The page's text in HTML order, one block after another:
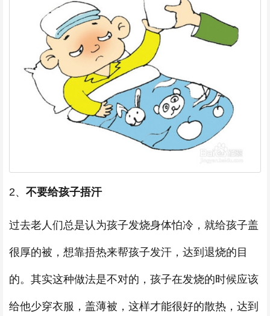
2、 不要给孩子捂汗
过去老人们总是认为孩子发烧身体怕冷，就给孩子盖
很厚的被，想靠捂热来帮孩子发汗，达到退烧的目
的。其实这种做法是不对的，孩子在发烧的时候应该
给他少穿衣服，盖薄被，这样才能很好的散热，达到